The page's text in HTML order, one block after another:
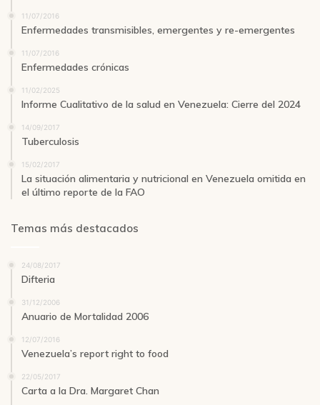
11/07/2016
Enfermedades transmisibles, emergentes y re-emergentes
11/07/2016
Enfermedades crónicas
11/02/2025
Informe Cualitativo de la salud en Venezuela: Cierre del 2024
14/09/2017
Tuberculosis
15/02/2017
La situación alimentaria y nutricional en Venezuela omitida en
el último reporte de la FAO
Temas más destacados
24/08/2017
Difteria
31/12/2006
Anuario de Mortalidad 2006
12/07/2016
Venezuela’s report right to food
22/05/2017
Carta a la Dra. Margaret Chan